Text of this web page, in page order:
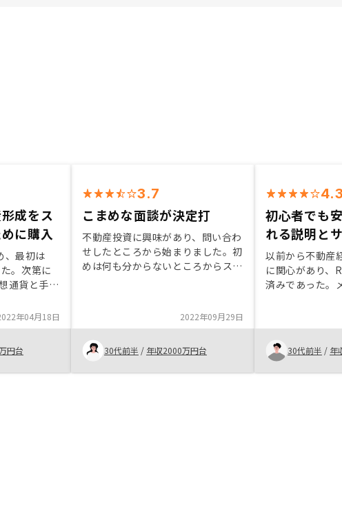
成をス
に購入
、最初は
。次第に
通貨と手を
った。そん
を始めたこ
ち、30代
リスク分散
を聞くとこ
年04月18日
円台
3.7
こまめな面談が決定打
不動産投資に興味があり、問い合わ
せしたところから始まりました。初
めは何も分からないところからスタ
思っていた事をその場で解決でき、
今回購入を決意しました。Ai技術を
駆使しているのが他と違い、安心感
2022年09月29日
30代前半 / 年収2000万円台
4.3
初心者でも
れる説明と
以前から不動産
に関心があり、
済みであった。
の資料送付な
ディに対応いた
ため、再度購入
ンの豊富さも良
契約条項にやや
30代前半 / 年